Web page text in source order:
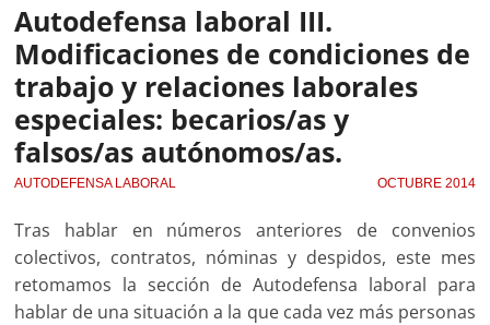
Autodefensa laboral III.
Modificaciones de condiciones de
trabajo y relaciones laborales
especiales: becarios/as y
falsos/as autónomos/as.
AUTODEFENSA LABORAL OCTUBRE 2014
Tras hablar en números anteriores de convenios
colectivos, contratos, nóminas y despidos, este mes
retomamos la sección de Autodefensa laboral para
hablar de una situación a la que cada vez más personas